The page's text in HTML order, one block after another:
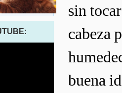
sin
cabeza
buena